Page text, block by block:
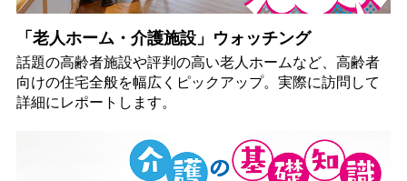
「老人ホーム・介護施設」ウォッチング
話題の高齢者施設や評判の高い老人ホームなど、高齢者
向けの住宅全般を幅広くピックアップ。実際に訪問して
詳細にレポートします。